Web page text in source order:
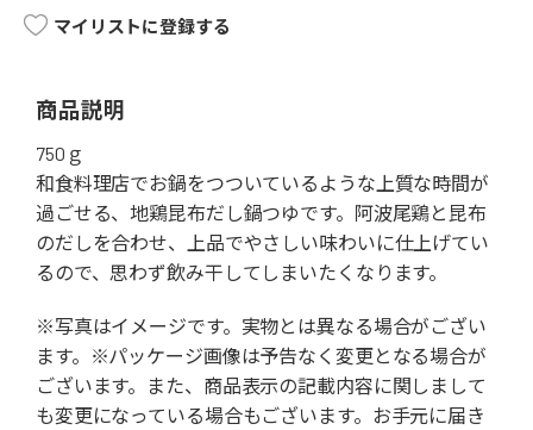
マイリストに登録する
商品説明
750ｇ
和食料理店でお鍋をつついているような上質な時間が
過ごせる、地鶏昆布だし鍋つゆです。阿波尾鶏と昆布
のだしを合わせ、上品でやさしい味わいに仕上げてい
るので、思わず飲み干してしまいたくなります。
※写真はイメージです。実物とは異なる場合がござい
ます。※パッケージ画像は予告なく変更となる場合が
ございます。また、商品表示の記載内容に関しまして
も変更になっている場合もございます。お手元に届き